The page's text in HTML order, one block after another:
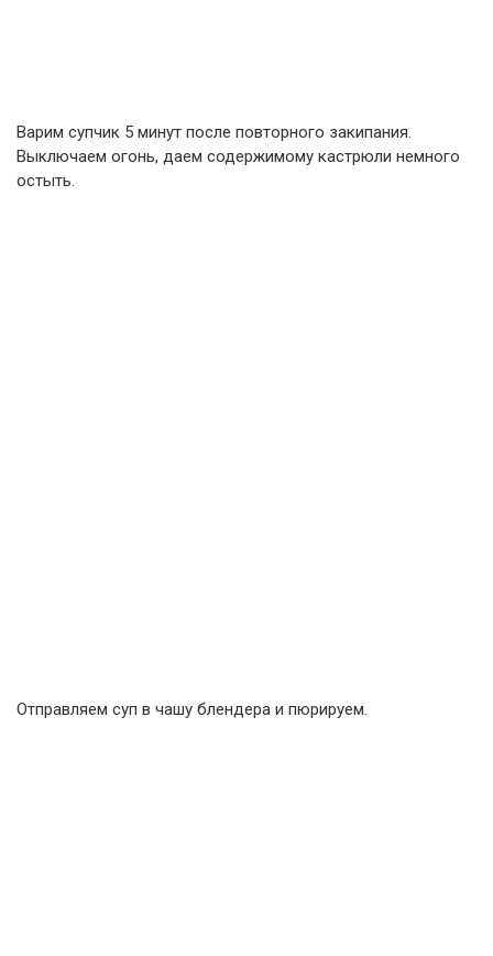
Варим супчик 5 минут после повторного закипания.
Выключаем огонь, даем содержимому кастрюли немного
остыть.
Отправляем суп в чашу блендера и пюрируем.